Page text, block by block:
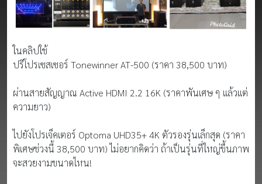
ในคลิปใช้
ปรีโปรเซสเซอร์ Tonewinner AT-500 (ราคา 38,500 บาท)
ผ่านสายสัญญาณ Active HDMI 2.2 16K (ราคาพันเศษ ๆ แล้วแต่
ความยาว)
ไปยังโปรเจ็คเตอร์ Optoma UHD35+ 4K ตัวรองรุ่นเล็กสุด (ราคา
พิเศษช่วงนี้ 38,500 บาท) ไม่อยากคิดว่า ถ้าเป็นรุ่นที่ใหญ่ขึ้นภาพ
จะสวยงามขนาดไหน!